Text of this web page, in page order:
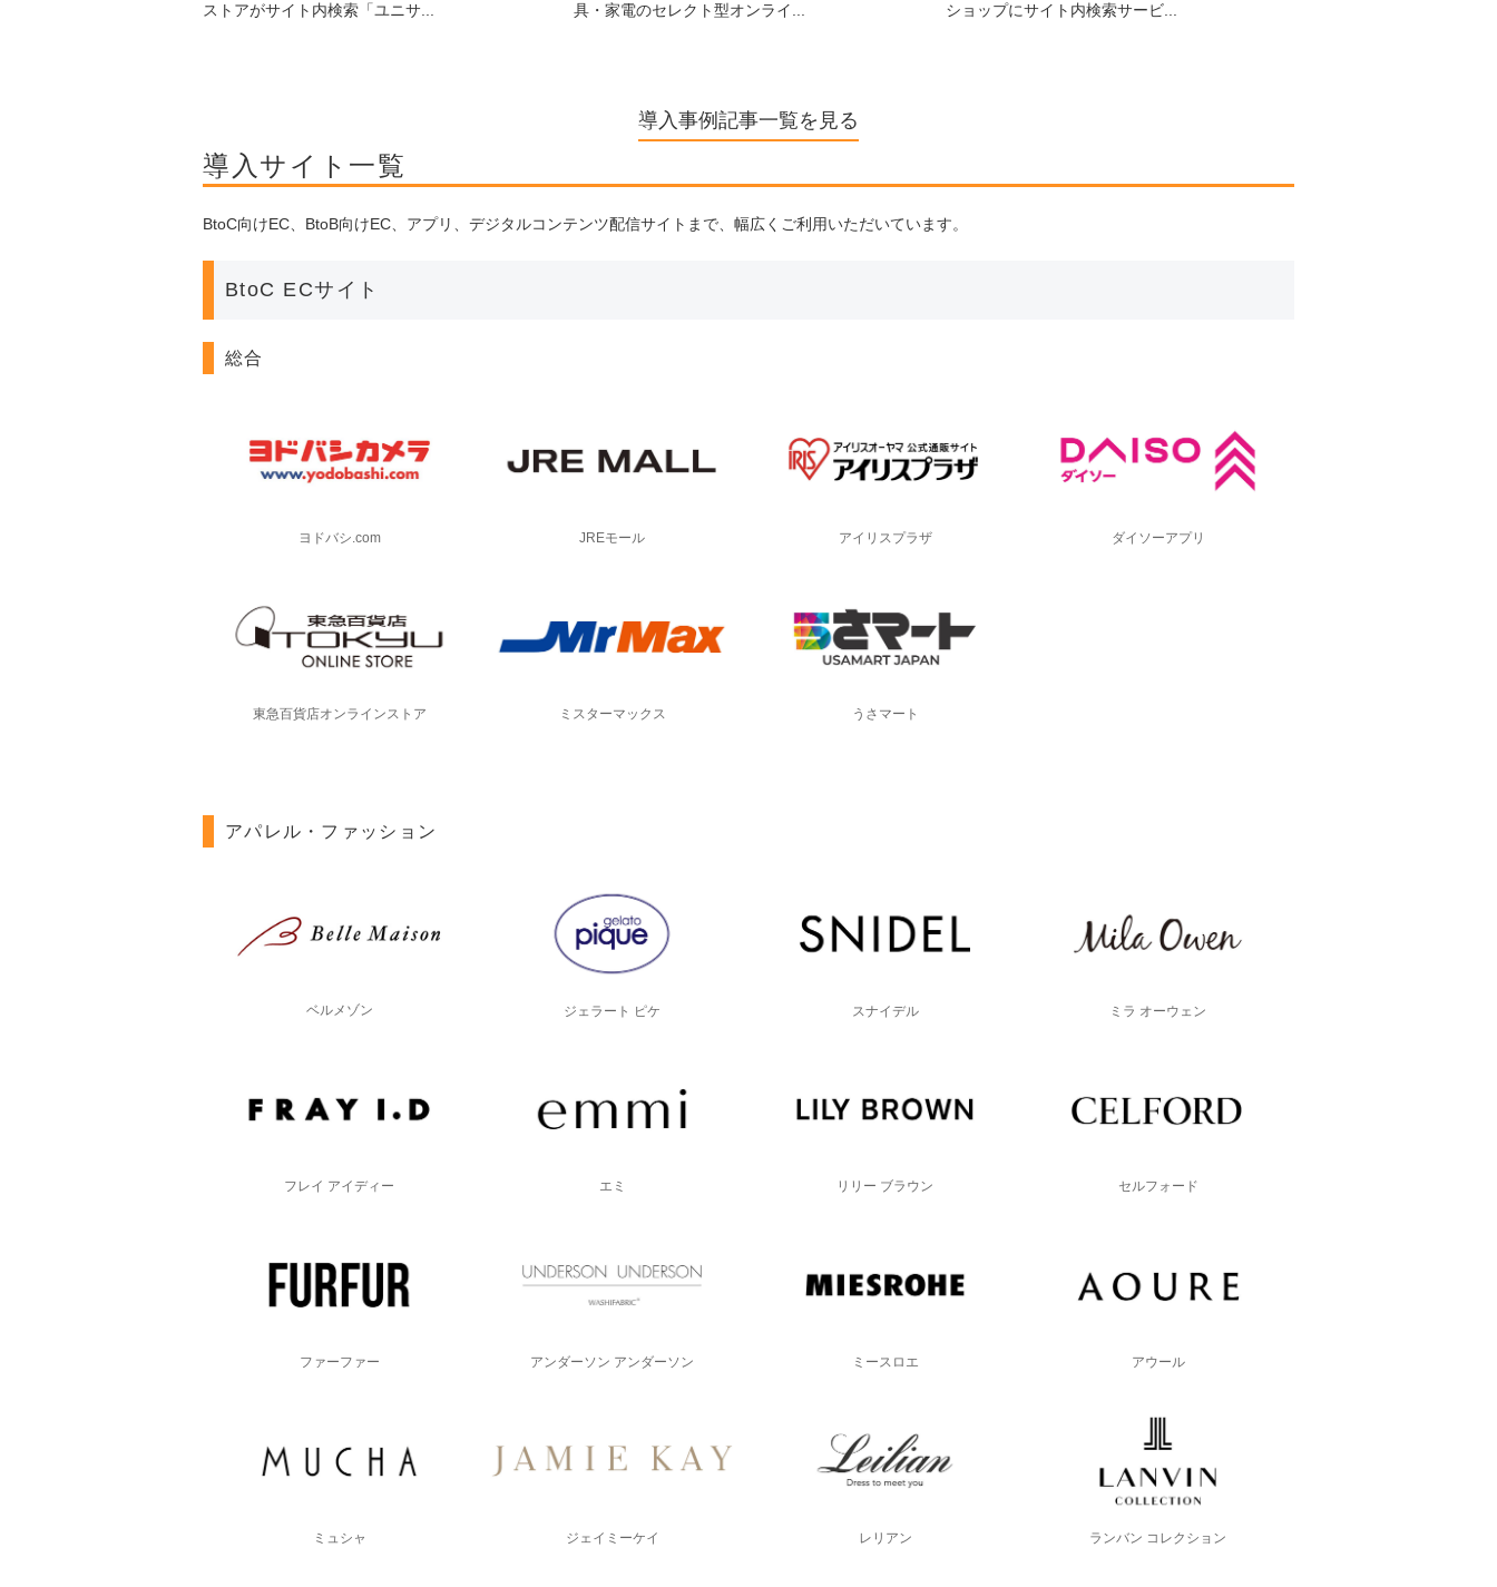
ストアがサイト内検索「ユニサ...
具・家電のセレクト型オンライ...
ショップにサイト内検索サービ...
導入事例記事一覧を見る
導入サイト一覧
BtoC向けEC、BtoB向けEC、アプリ、デジタルコンテンツ配信サイトまで、幅広くご利用いただいています。
BtoC ECサイト
総合
ヨドバシ.com JREモール アイリスプラザ ダイソーアプリ
東急百貨店オンラインストア ミスターマックス うさマート
アパレル・ファッション
ベルメゾン ジェラート ピケ スナイデル ミラ オーウェン
フレイ アイディー エミ リリー ブラウン セルフォード
ファーファー アンダーソン アンダーソン ミースロエ アウール
ミュシャ ジェイミーケイ レリアン ランバン コレクション